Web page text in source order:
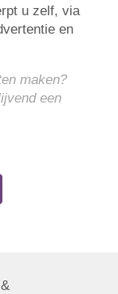
u zelf, via
en
maken?
een